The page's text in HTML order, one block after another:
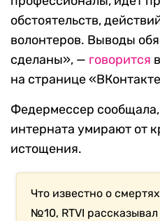
обстоятельств,
волонтеров. Выводы
сделаны», — говорится
на странице
Федермессер
интерната умирают от
истощения.
Что известно о
№10, RTVI